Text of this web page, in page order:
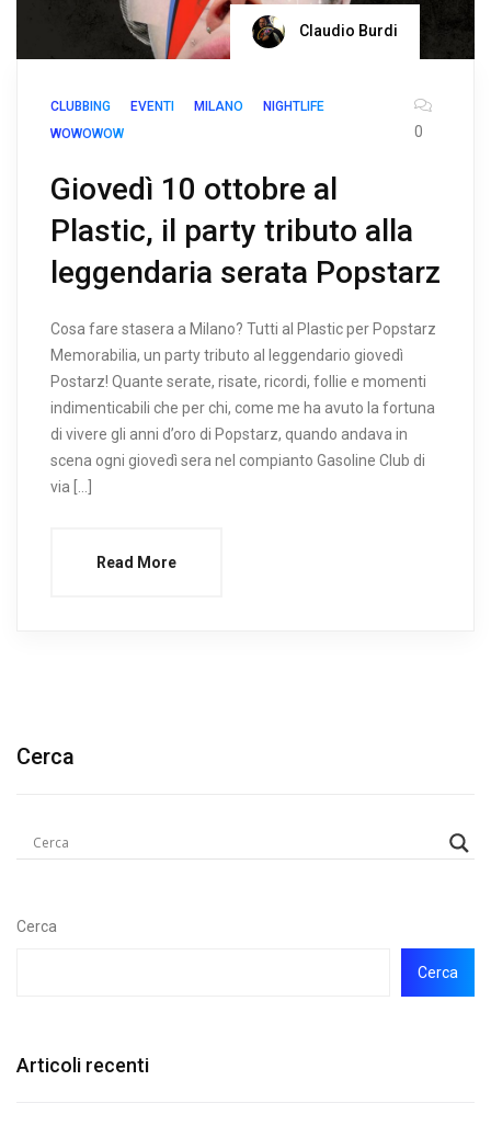
Claudio Burdi
CLUBBING EVENTI MILANO
NIGHTLIFE
WOWOWOW
0
Giovedì 10 ottobre al
Plastic, il party tributo alla
leggendaria serata Popstarz
Cosa fare stasera a Milano? Tutti al Plastic per Popstarz
Memorabilia, un party tributo al leggendario giovedì
Postarz! Quante serate, risate, ricordi, follie e momenti
indimenticabili che per chi, come me ha avuto la fortuna
di vivere gli anni d’oro di Popstarz, quando andava in
scena ogni giovedì sera nel compianto Gasoline Club di
via […]
Read More
Cerca
Cerca
Cerca
Articoli recenti